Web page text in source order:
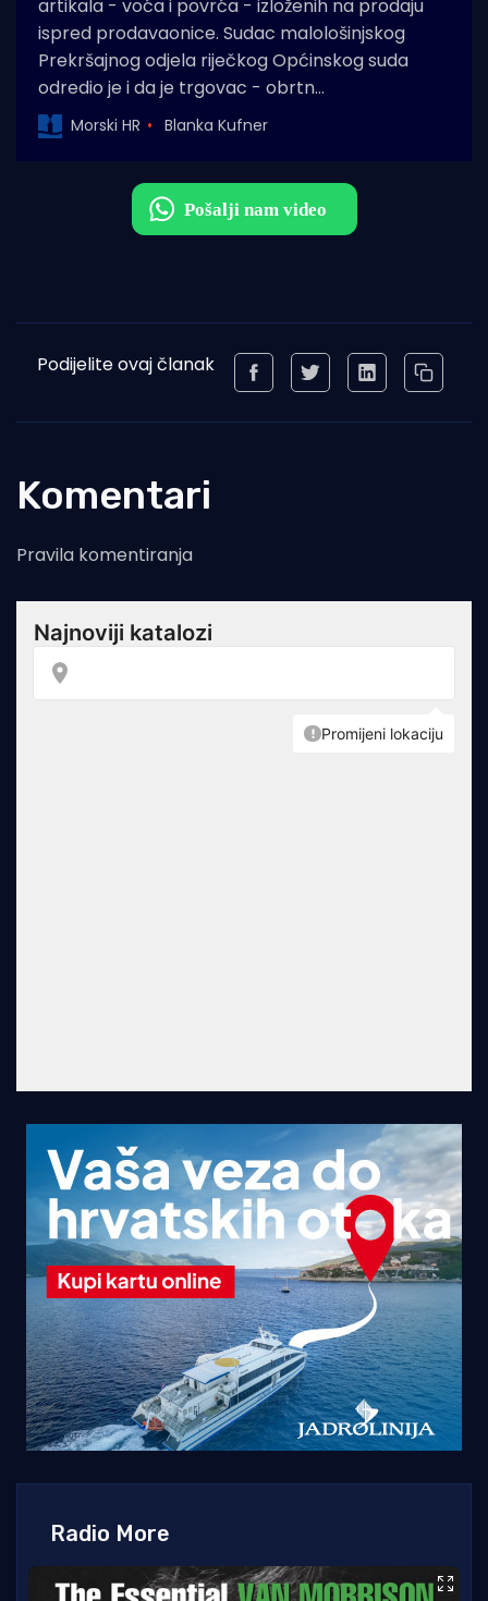
artikala - voća i povrća - izloženih na prodaju
ispred prodavaonice. Sudac malološinjskog
Prekršajnog odjela riječkog Općinskog suda
odredio je i da je trgovac - obrtn…
Morski HR Blanka Kufner
Podijelite ovaj članak
Komentari
Pravila komentiranja
Radio More